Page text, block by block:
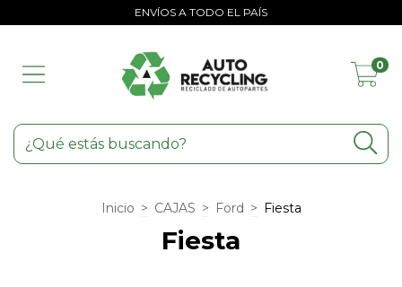
ENVÍOS A TODO EL PAÍS
0
Inicio > CAJAS > Ford > Fiesta
Fiesta